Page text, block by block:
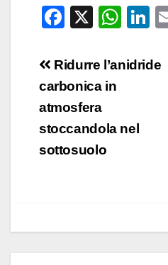
F
c
e
b
o
o
X
W
at
p
Li
k
Navigazione
articoli
Ridurre l’anidride
carbonica in
atmosfera
stoccandola nel
sottosuolo